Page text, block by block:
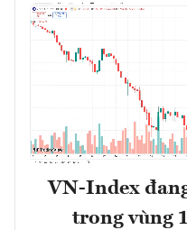
VN-Index
trong vùng